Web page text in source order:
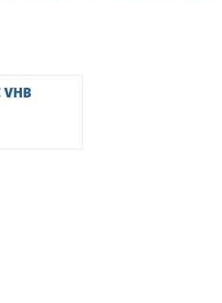
VHB